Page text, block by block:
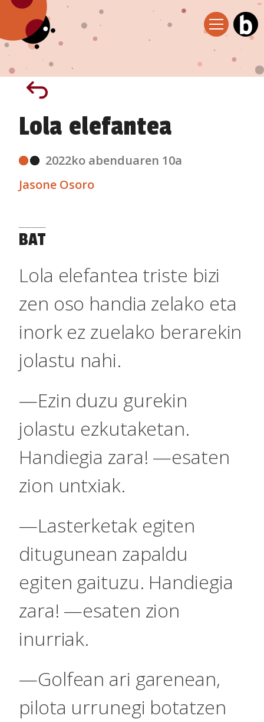
Lola elefantea
2022ko abenduaren 10a
Jasone Osoro
BAT
Lola elefantea triste bizi
zen oso handia zelako eta
inork ez zuelako berarekin
jolastu nahi.
—Ezin duzu gurekin
jolastu ezkutaketan.
Handiegia zara! —esaten
zion untxiak.
—Lasterketak egiten
ditugunean zapaldu
egiten gaituzu. Handiegia
zara! —esaten zion
inurriak.
—Golfean ari garenean,
pilota urrunegi botatzen